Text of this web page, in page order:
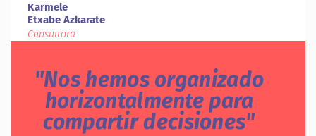
Karmele
Etxabe Azkarate
Consultora
Nos hemos organizado
horizontalmente para
compartir decisiones